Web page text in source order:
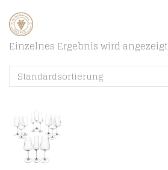
Einzelnes Ergebnis wird angezeigt
Standardsortierung